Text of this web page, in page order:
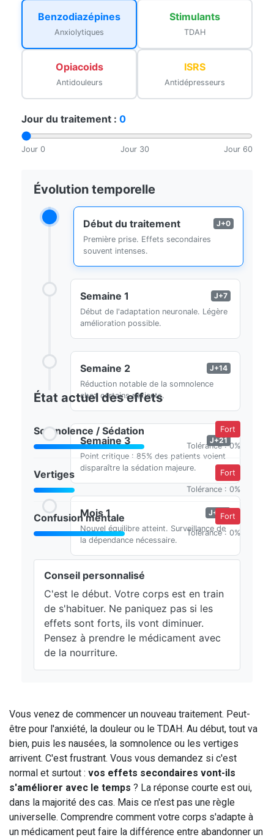
Benzodiazépines
Anxiolytiques
Stimulants
TDAH
Opiacoids
Antidouleurs
ISRS
Antidépresseurs
Jour du traitement : 0
Jour 0 Jour 30 Jour 60
Évolution temporelle
Début du traitement
J+0
Première prise. Effets secondaires
souvent intenses.
Semaine 1
J+7
Début de l'adaptation neuronale. Légère
amélioration possible.
Semaine 2
J+14
Réduction notable de la somnolence
chez certains patients.
Semaine 3
J+21
Point critique : 85% des patients voient
disparaître la sédation majeure.
Mois 1
J+30
Nouvel équilibre atteint. Surveillance de
la dépendance nécessaire.
État actuel des effets
Somnolence / Sédation
Fort
Tolérance : 0%
Vertiges
Fort
Tolérance : 0%
Confusion mentale
Fort
Tolérance : 0%
Conseil personnalisé
C'est le début. Votre corps est en train
de s'habituer. Ne paniquez pas si les
effets sont forts, ils vont diminuer.
Pensez à prendre le médicament avec
de la nourriture.
Vous venez de commencer un nouveau traitement. Peut-
être pour l'anxiété, la douleur ou le TDAH. Au début, tout va
bien, puis les nausées, la somnolence ou les vertiges
arrivent. C'est frustrant. Vous vous demandez si c'est
normal et surtout : vos effets secondaires vont-ils
s'améliorer avec le temps ? La réponse courte est oui,
dans la majorité des cas. Mais ce n'est pas une règle
universelle. Comprendre comment votre corps s'adapte à
un médicament peut faire la différence entre abandonner un